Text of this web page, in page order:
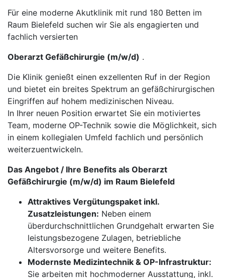
Für eine moderne Akutklinik mit rund 180 Betten im
Raum Bielefeld suchen wir Sie als engagierten und
fachlich versierten
Oberarzt Gefäßchirurgie (m/w/d) .
Die Klinik genießt einen exzellenten Ruf in der Region
und bietet ein breites Spektrum an gefäßchirurgischen
Eingriffen auf hohem medizinischen Niveau.
In Ihrer neuen Position erwartet Sie ein motiviertes
Team, moderne OP-Technik sowie die Möglichkeit, sich
in einem kollegialen Umfeld fachlich und persönlich
weiterzuentwickeln.
Das Angebot / Ihre Benefits als Oberarzt
Gefäßchirurgie (m/w/d) im Raum Bielefeld
Attraktives Vergütungspaket inkl.
Zusatzleistungen: Neben einem
überdurchschnittlichen Grundgehalt erwarten Sie
leistungsbezogene Zulagen, betriebliche
Altersvorsorge und weitere Benefits.
Modernste Medizintechnik & OP-Infrastruktur:
Sie arbeiten mit hochmoderner Ausstattung, inkl.